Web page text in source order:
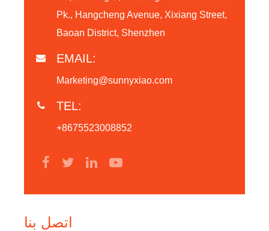
Pk., Hangcheng Avenue, Xixiang Street,
Baoan District, Shenzhen
EMAIL:
Marketing@sunnyxiao.com
TEL:
+8675523008852
اتصل بنا